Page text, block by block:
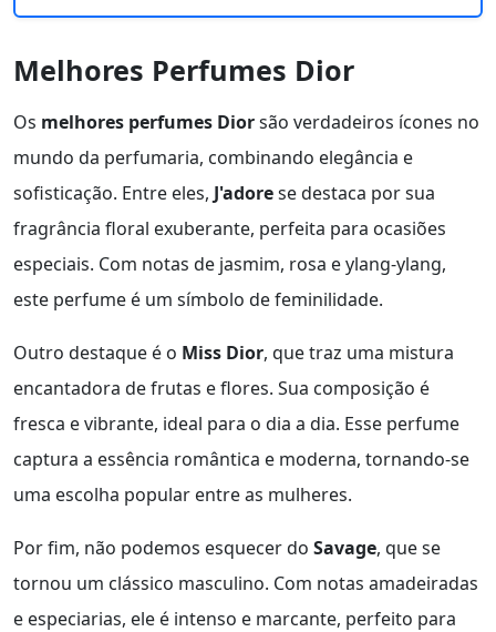
Melhores Perfumes Dior
Os melhores perfumes Diorsão verdadeiros ícones no
mundo da perfumaria, combinando elegância e
sofisticação. Entre eles, J'adorese destaca por sua
fragrância floral exuberante, perfeita para ocasiões
especiais. Com notas de jasmim, rosa e ylang-ylang,
este perfume é um símbolo de feminilidade.
Outro destaque é o Miss Dior, que traz uma mistura
encantadora de frutas e flores. Sua composição é
fresca e vibrante, ideal para o dia a dia. Esse perfume
captura a essência romântica e moderna, tornando-se
uma escolha popular entre as mulheres.
Por fim, não podemos esquecer do Savage, que se
tornou um clássico masculino. Com notas amadeiradas
e especiarias, ele é intenso e marcante, perfeito para